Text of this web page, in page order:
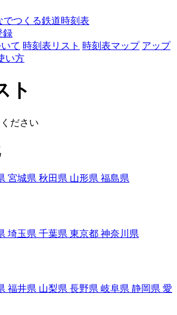
でつくる鉄道時刻表
録
て 時刻表リスト 時刻表マップ アップ
い方
ト
ださい
宮城県 秋田県 山形県 福島県
埼玉県 千葉県 東京都 神奈川県
福井県 山梨県 長野県 岐阜県 静岡県 愛